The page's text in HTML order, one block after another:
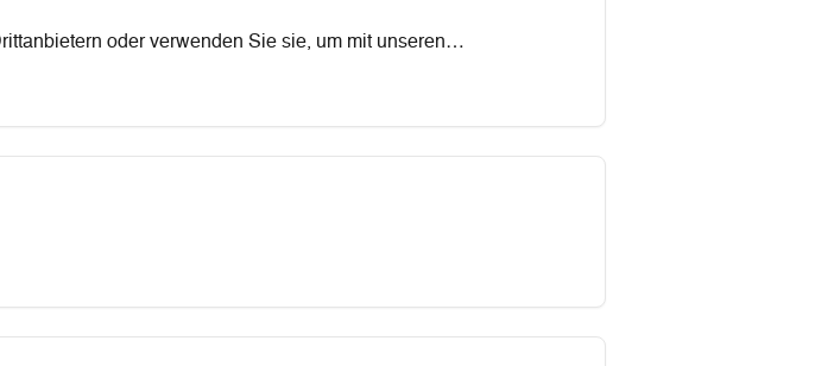
oder verwenden Sie sie, um mit unseren